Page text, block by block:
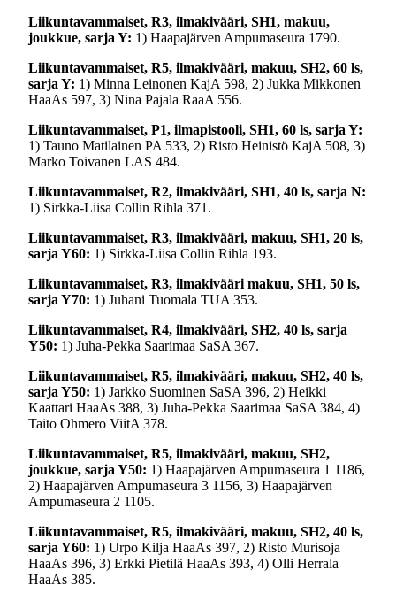
Liikuntavammaiset, R3, ilmakivääri, SH1, makuu,
joukkue, sarja Y: 1) Haapajärven Ampumaseura 1790.
Liikuntavammaiset, R5, ilmakivääri, makuu, SH2, 60 ls,
sarja Y: 1) Minna Leinonen KajA 598, 2) Jukka Mikkonen
HaaAs 597, 3) Nina Pajala RaaA 556.
Liikuntavammaiset, P1, ilmapistooli, SH1, 60 ls, sarja Y:
1) Tauno Matilainen PA 533, 2) Risto Heinistö KajA 508, 3)
Marko Toivanen LAS 484.
Liikuntavammaiset, R2, ilmakivääri, SH1, 40 ls, sarja N:
1) Sirkka-Liisa Collin Rihla 371.
Liikuntavammaiset, R3, ilmakivääri, makuu, SH1, 20 ls,
sarja Y60: 1) Sirkka-Liisa Collin Rihla 193.
Liikuntavammaiset, R3, ilmakivääri makuu, SH1, 50 ls,
sarja Y70: 1) Juhani Tuomala TUA 353.
Liikuntavammaiset, R4, ilmakivääri, SH2, 40 ls, sarja
Y50: 1) Juha-Pekka Saarimaa SaSA 367.
Liikuntavammaiset, R5, ilmakivääri, makuu, SH2, 40 ls,
sarja Y50: 1) Jarkko Suominen SaSA 396, 2) Heikki
Kaattari HaaAs 388, 3) Juha-Pekka Saarimaa SaSA 384, 4)
Taito Ohmero ViitA 378.
Liikuntavammaiset, R5, ilmakivääri, makuu, SH2,
joukkue, sarja Y50: 1) Haapajärven Ampumaseura 1 1186,
2) Haapajärven Ampumaseura 3 1156, 3) Haapajärven
Ampumaseura 2 1105.
Liikuntavammaiset, R5, ilmakivääri, makuu, SH2, 40 ls,
sarja Y60: 1) Urpo Kilja HaaAs 397, 2) Risto Murisoja
HaaAs 396, 3) Erkki Pietilä HaaAs 393, 4) Olli Herrala
HaaAs 385.